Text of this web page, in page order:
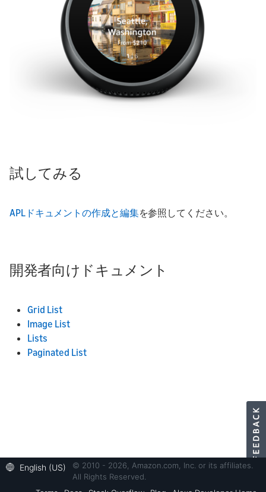
試してみる
APLドキュメントの作成と編集を参照してください。
開発者向けドキュメント
Grid List
Image List
Lists
Paginated List
English (US)
© 2010 - 2026, Amazon.com, Inc. or its affiliates.
All Rights Reserved.